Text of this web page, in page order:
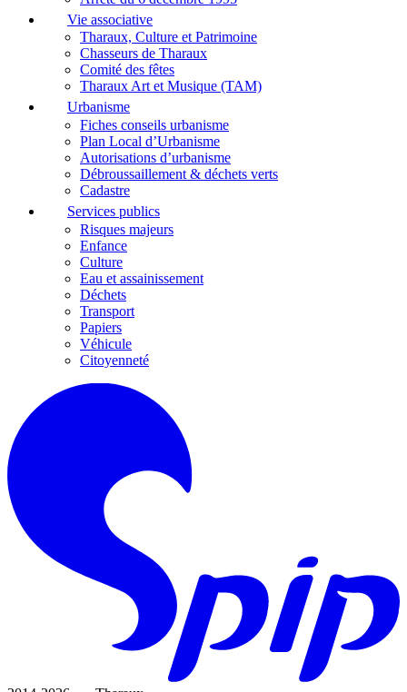
Vie associative
Tharaux, Culture et Patrimoine
Chasseurs de Tharaux
Comité des fêtes
Tharaux Art et Musique (TAM)
Urbanisme
Fiches conseils urbanisme
Plan Local d’Urbanisme
Autorisations d’urbanisme
Débroussaillement & déchets verts
Cadastre
Services publics
Risques majeurs
Enfance
Culture
Eau et assainissement
Déchets
Transport
Papiers
Véhicule
Citoyenneté